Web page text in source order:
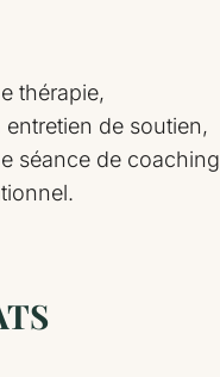
thérapie,
entretien de soutien,
séance de coaching